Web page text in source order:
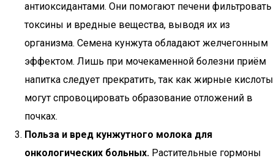
антиоксидантами. Они помогают печени фильтровать
токсины и вредные вещества, выводя их из
организма. Семена кунжута обладают желчегонным
эффектом. Лишь при мочекаменной болезни приём
напитка следует прекратить, так как жирные кислоты
могут спровоцировать образование отложений в
почках.
Польза и вред кунжутного молока для
онкологических больных. Растительные гормоны